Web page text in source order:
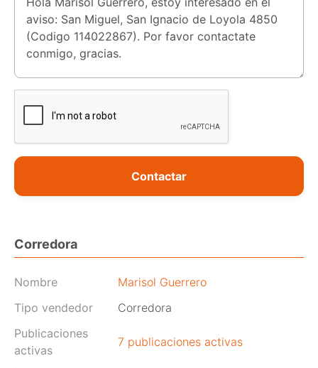
Contactar
Corredora
Nombre
Marisol Guerrero
Tipo vendedor
Corredora
Publicaciones
activas
7 publicaciones activas